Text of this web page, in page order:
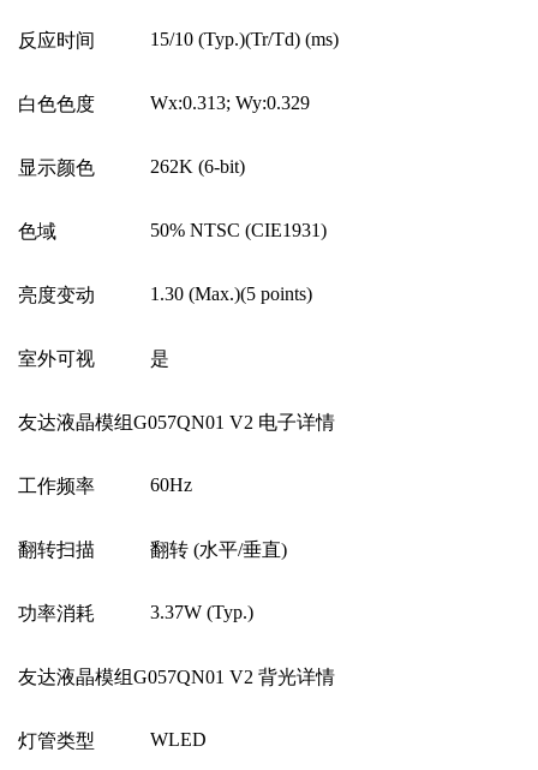
反应时间 15/10 (Typ.)(Tr/Td) (ms)
白色色度 Wx:0.313; Wy:0.329
显示颜色 262K (6-bit)
色域 50% NTSC (CIE1931)
亮度变动 1.30 (Max.)(5 points)
室外可视 是
友达液晶模组G057QN01 V2 电子详情
工作频率 60Hz
翻转扫描 翻转 (水平/垂直)
功率消耗 3.37W (Typ.)
友达液晶模组G057QN01 V2 背光详情
灯管类型 WLED